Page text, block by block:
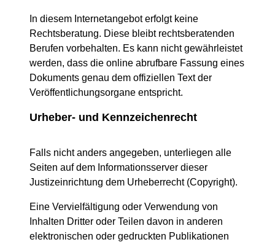
In diesem Internetangebot erfolgt keine
Rechtsberatung. Diese bleibt rechtsberatenden
Berufen vorbehalten. Es kann nicht gewährleistet
werden, dass die online abrufbare Fassung eines
Dokuments genau dem offiziellen Text der
Veröffentlichungsorgane entspricht.
Urheber- und Kennzeichenrecht
Falls nicht anders angegeben, unterliegen alle
Seiten auf dem Informationsserver dieser
Justizeinrichtung dem Urheberrecht (Copyright).
Eine Vervielfältigung oder Verwendung von
Inhalten Dritter oder Teilen davon in anderen
elektronischen oder gedruckten Publikationen